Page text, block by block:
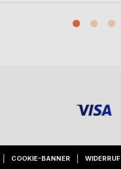
COOKIE-BANNER WIDERRUF